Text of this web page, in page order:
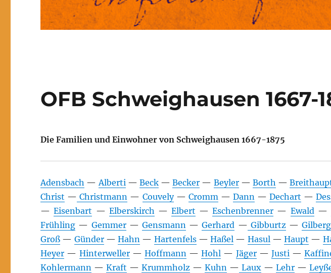
OFB Schweighausen 1667-
Die Familien und Einwohner von Schweighausen 1667-1875
Adensbach — Alberti — Beck—Becker — Beyler—Borth —
Christ — Christmann — Couvely— Cromm — Dann —Dechart —
—Eisenbart — Elberskirch — Elbert —Eschenbrenner — Ewald —
Frühling — Gemmer—Gensmann —Gerhard — Gibburtz—Gilberg
Groß — Günder—Hahn — Hartenfels—Haßel — Hasul —Haupt —
Heyer — Hinterweller— Hoffmann —Hohl — Jäger—Justi —
Kohlermann —Kraft —Krummholz —Kuhn — Laux — Lehr—